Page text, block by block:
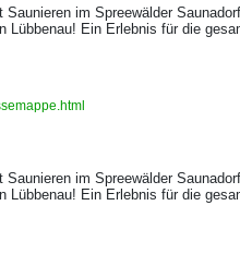
im Spreewälder
Lübbenau! Ein Erlebnis für die
im Spreewälder
Lübbenau! Ein Erlebnis für die